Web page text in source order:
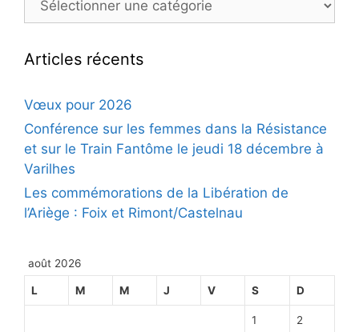
Articles récents
Vœux pour 2026
Conférence sur les femmes dans la Résistance
et sur le Train Fantôme le jeudi 18 décembre à
Varilhes
Les commémorations de la Libération de
l’Ariège : Foix et Rimont/Castelnau
août 2026
L M M J V S D
1 2